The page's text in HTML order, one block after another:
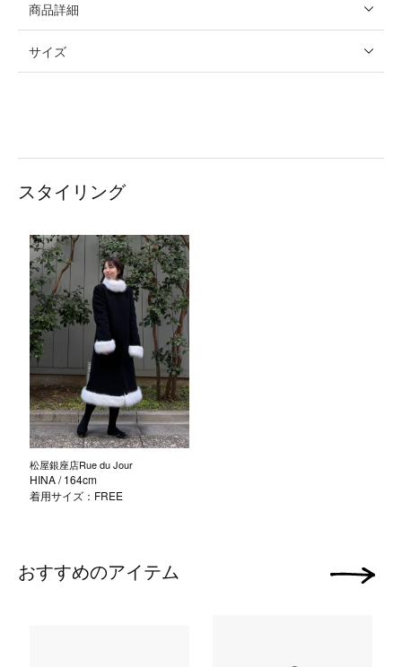
商品詳細
サイズ
スタイリング
松屋銀座店Rue du Jour
HINA/ 164cm
着用サイズ：FREE
おすすめのアイテム 次の画像